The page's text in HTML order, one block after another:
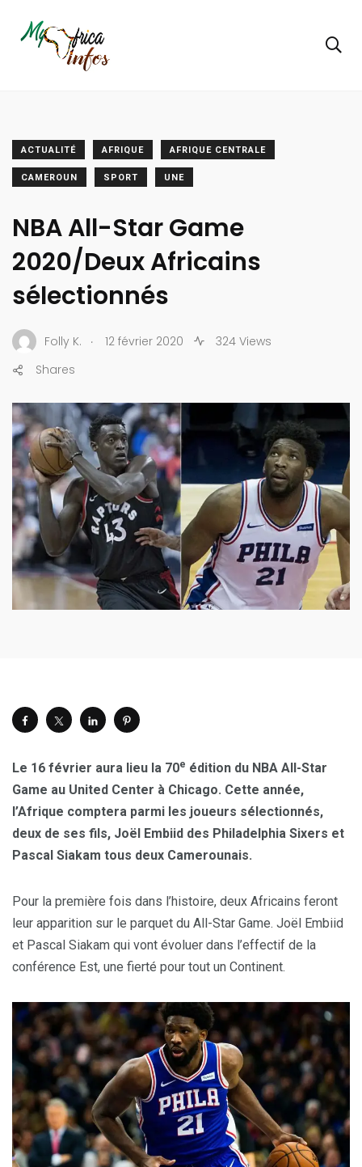
ACTUALITÉ AFRIQUE AFRIQUE CENTRALE
CAMEROUN SPORT UNE
NBA All-Star Game
2020/Deux Africains
sélectionnés
Folly K. . 12 février 2020
324 Views
Shares
Le 16 février aura lieu la 70e édition du NBA All-Star
Game au United Center à Chicago. Cette année,
l’Afrique comptera parmi les joueurs sélectionnés,
deux de ses fils, Joël Embiid des Philadelphia Sixers et
Pascal Siakam tous deux Camerounais.
Pour la première fois dans l’histoire, deux Africains feront
leur apparition sur le parquet du All-Star Game. Joël Embiid
et Pascal Siakam qui vont évoluer dans l’effectif de la
conférence Est, une fierté pour tout un Continent.